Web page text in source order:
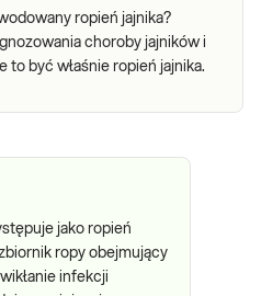
ropień jajnika?
choroby jajników i
to być właśnie ropień jajnika.
jako ropień
ropy obejmujący
infekcji